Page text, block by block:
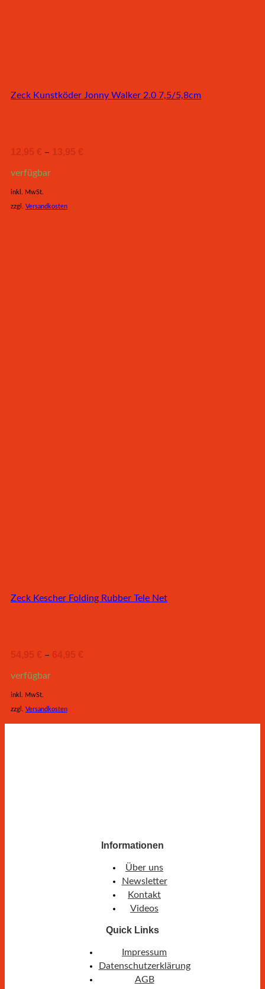
Zeck Kunstköder Jonny Walker 2.0 7,5/5,8cm
12,95 € – 13,95 €
verfügbar
inkl. MwSt.
zzgl. Versandkosten
Zeck Kescher Folding Rubber Tele Net
54,95 € – 64,95 €
verfügbar
inkl. MwSt.
zzgl. Versandkosten
Informationen
Über uns
Newsletter
Kontakt
Videos
Quick Links
Impressum
Datenschutzerklärung
AGB